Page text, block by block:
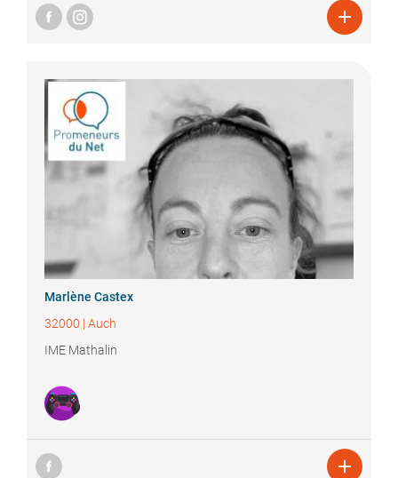

Marlène Castex
32000 | Auch
IME Mathalin
